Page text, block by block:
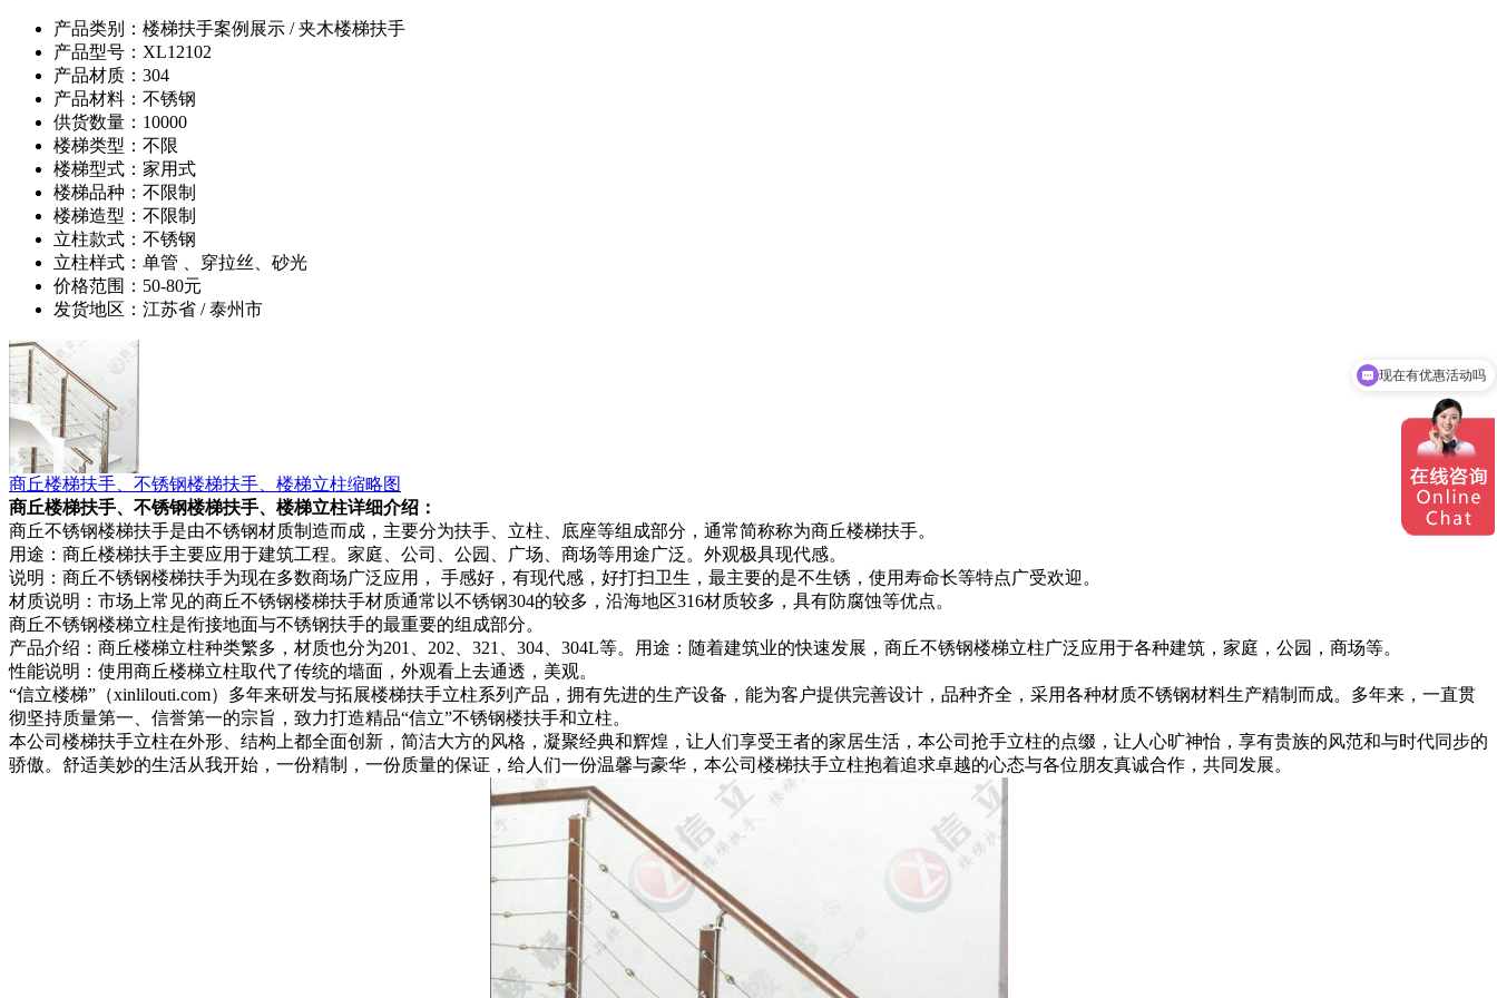
产品类别：楼梯扶手案例展示 / 夹木楼梯扶手
产品型号：XL12102
产品材质：304
产品材料：不锈钢
供货数量：10000
楼梯类型：不限
楼梯型式：家用式
楼梯品种：不限制
楼梯造型：不限制
立柱款式：不锈钢
立柱样式：单管 、穿拉丝、砂光
价格范围：50-80元
发货地区：江苏省 / 泰州市
商丘楼梯扶手、不锈钢楼梯扶手、楼梯立柱缩略图
商丘楼梯扶手、不锈钢楼梯扶手、楼梯立柱详细介绍：
商丘不锈钢楼梯扶手是由不锈钢材质制造而成，主要分为扶手、立柱、底座等组成部分，通常简称称为商丘楼梯扶手。
用途：商丘楼梯扶手主要应用于建筑工程。家庭、公司、公园、广场、商场等用途广泛。外观极具现代感。
说明：商丘不锈钢楼梯扶手为现在多数商场广泛应用， 手感好，有现代感，好打扫卫生，最主要的是不生锈，使用寿命长等特点广受欢迎。
材质说明：市场上常见的商丘不锈钢楼梯扶手材质通常以不锈钢304的较多，沿海地区316材质较多，具有防腐蚀等优点。
商丘不锈钢楼梯立柱是衔接地面与不锈钢扶手的最重要的组成部分。
产品介绍：商丘楼梯立柱种类繁多，材质也分为201、202、321、304、304L等。用途：随着建筑业的快速发展，商丘不锈钢楼梯立柱广泛应用于各种建筑，家庭，公园，商场等。
性能说明：使用商丘楼梯立柱取代了传统的墙面，外观看上去通透，美观。
“信立楼梯”（xinlilouti.com）多年来研发与拓展楼梯扶手立柱系列产品，拥有先进的生产设备，能为客户提供完善设计，品种齐全，采用各种材质不锈钢材料生产精制而成。多年来，一直贯
彻坚持质量第一、信誉第一的宗旨，致力打造精品“信立”不锈钢楼扶手和立柱。
本公司楼梯扶手立柱在外形、结构上都全面创新，简洁大方的风格，凝聚经典和辉煌，让人们享受王者的家居生活，本公司抢手立柱的点缀，让人心旷神怡，享有贵族的风范和与时代同步的
骄傲。舒适美妙的生活从我开始，一份精制，一份质量的保证，给人们一份温馨与豪华，本公司楼梯扶手立柱抱着追求卓越的心态与各位朋友真诚合作，共同发展。
现在有优惠活动吗